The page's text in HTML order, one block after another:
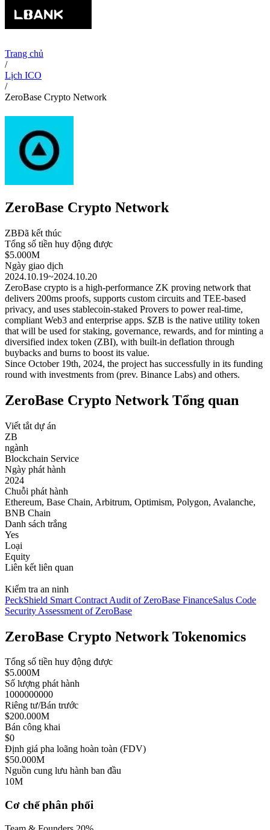
Trang chủ
/
Lịch ICO
/
ZeroBase Crypto Network
ZeroBase Crypto Network
ZBĐã kết thúc
Tổng số tiền huy động được
$5.000M
Ngày giao dịch
2024.10.19~2024.10.20
ZeroBase crypto is a high-performance ZK proving network that
delivers 200ms proofs, supports custom circuits and TEE-based
privacy, and uses stablecoin-staked Provers to power real-time,
compliant Web3 and enterprise apps. $ZB is the native utility token
that will be used for staking, governance, rewards, and for minting a
diversified index token (ZBI), with built-in deflation through
buybacks and burns to boost its value.
Since October 19th, 2024, the project has successfully in its funding
round with investments from (prev. Binance Labs) and others.
ZeroBase Crypto Network Tổng quan
Viết tắt dự án
ZB
ngành
Blockchain Service
Ngày phát hành
2024
Chuỗi phát hành
Ethereum, Base Chain, Arbitrum, Optimism, Polygon, Avalanche,
BNB Chain
Danh sách trắng
Yes
Loại
Equity
Liên kết liên quan
Kiểm tra an ninh
PeckShield Smart Contract Audit of ZeroBase FinanceSalus Code
Security Assessment of ZeroBase
ZeroBase Crypto Network Tokenomics
Tổng số tiền huy động được
$5.000M
Số lượng phát hành
1000000000
Riêng tư/Bán trước
$200.000M
Bán công khai
$0
Định giá pha loãng hoàn toàn (FDV)
$50.000M
Nguồn cung lưu hành ban đầu
10M
Cơ chế phân phối